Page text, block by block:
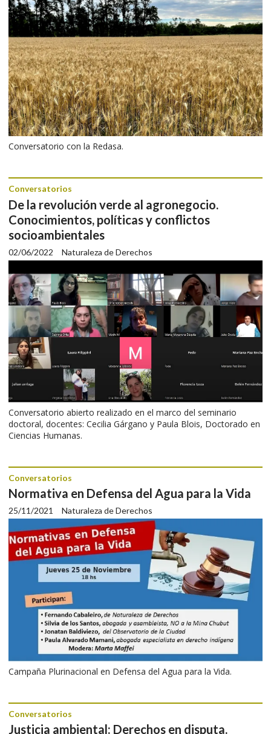
Conversatorio con la Redasa.
De la revolución verde al agronegocio.
Conocimientos, políticas y conflictos
socioambientales
Naturaleza de Derechos
Conversatorios
02/06/2022
Conversatorio abierto realizado en el marco del seminario
doctoral, docentes: Cecilia Gárgano y Paula Blois, Doctorado en
Ciencias Humanas.
Normativa en Defensa del Agua para la Vida
Naturaleza de Derechos
Conversatorios
25/11/2021
Campaña Plurinacional en Defensa del Agua para la Vida.
Justicia ambiental: Derechos en disputa.
Conversatorios